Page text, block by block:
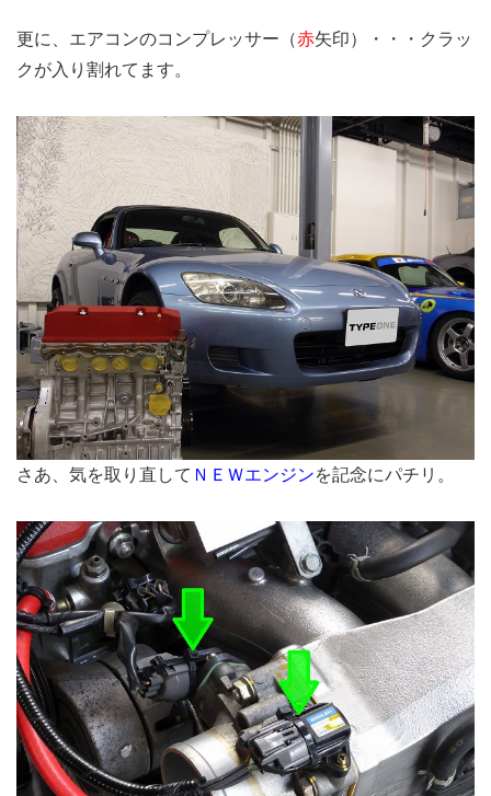
更に、エアコンのコンプレッサー （赤矢印）・・・クラッ
クが入り割れてます。
さあ、気を取り直して ＮＥＷエンジンを記念にパチリ。